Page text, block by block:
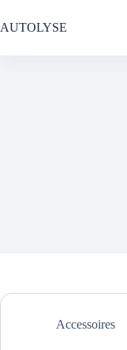
au
contenu
AUTOLYSE
Accessoires